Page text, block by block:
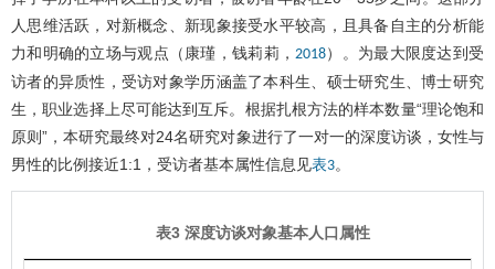
人思维活跃，对新概念、新现象接受水平较高，且具备自主的分析能
力和明确的立场与观点（康瑾，钱莉莉， 2018）。为最大限度达到受
访者的异质性，受访对象学历涵盖了本科生、硕士研究生、博士研究
生，职业选择上尽可能达到互斥。根据扎根方法的样本数量“理论饱和
原则”，本研究最终对24名研究对象进行了一对一的深度访谈，女性与
男性的比例接近1:1，受访者基本属性信息见表3。
表3 深度访谈对象基本人口属性